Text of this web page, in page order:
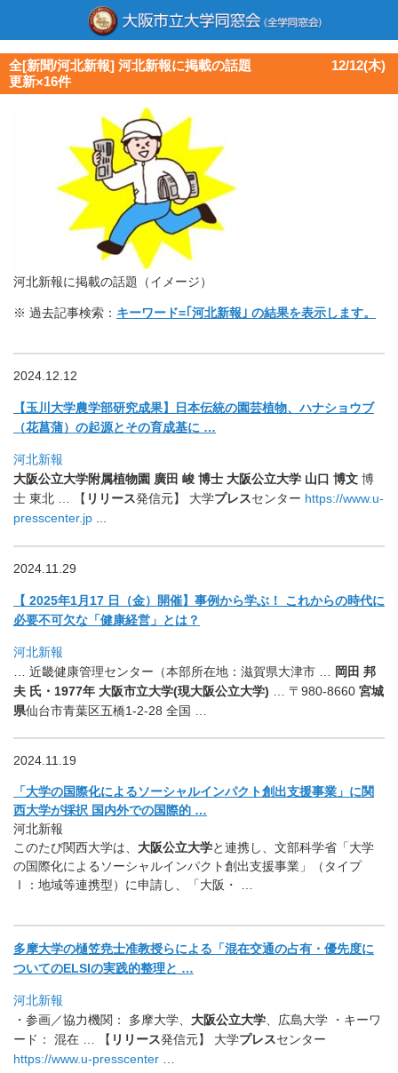
全[新聞/河北新報] 河北新報に掲載の話題 12/12(木)
更新×16件
河北新報に掲載の話題（イメージ）
※ 過去記事検索： キーワード=｢河北新報｣ の結果を表示します。
2024.12.12
【玉川大学農学部研究成果】日本伝統の園芸植物、ハナショウブ
（花菖蒲）の起源とその育成基に …
河北新報
大阪公立大学附属植物園 廣田 峻 博士 大阪公立大学 山口 博文 博
士 東北 … 【 リリース発信元】 大学プレスセンター https://www.u-
presscenter.jp
2024.11.29
【 2025年1月17 日（金）開催】事例から学ぶ！ これからの時代に
必要不可欠な「健康経営」とは？
河北新報
… 近畿健康管理センター（本部所在地：滋賀県大津市 … 岡田 邦
夫 氏・1977年 大阪市立大学(現大阪公立大学) … 〒980-8660 宮城
県仙台市青葉区五橋1-2-28 全国 …
2024.11.19
「大学の国際化によるソーシャルインパクト創出支援事業」に関
西大学が採択 国内外での国際的 …
河北新報
このたび関西大学は、 大阪公立大学と連携し、文部科学省「大学
の国際化によるソーシャルインパクト創出支援事業」（ タイプ
Ⅰ：地域等連携型）に申請し、「大阪・ …
多摩大学の樋笠尭士准教授らによる「混在交通の占有・ 優先度に
ついてのELSIの実践的整理と …
河北新報
・参画／協力機関： 多摩大学、 大阪公立大学 、広島大学 ・キーワ
ード： 混在 … 【 リリース発信元】 大学プレスセンター
https://www.u-presscenter